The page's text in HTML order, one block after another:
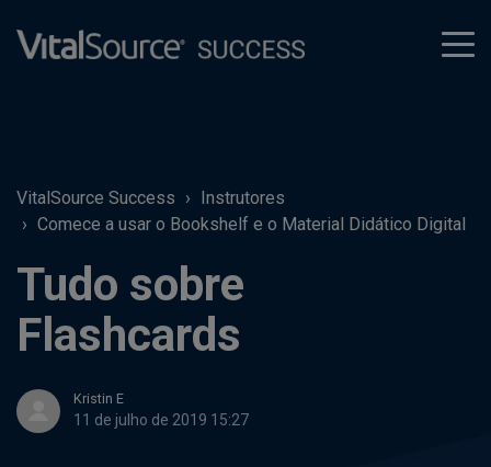
VitalSource Success
Instrutores
Comece a usar o Bookshelf e o Material Didático Digital
Tudo sobre
Flashcards
Kristin E
11 de julho de 2019 15:27